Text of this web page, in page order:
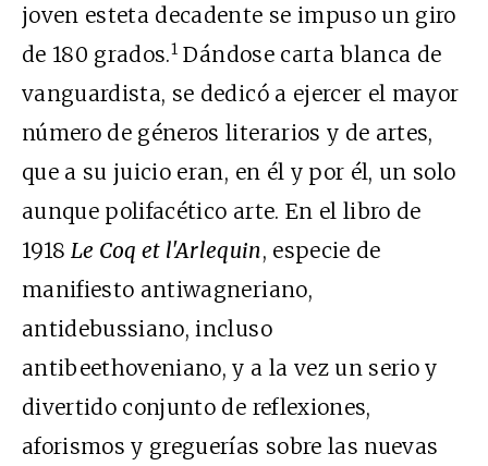
joven esteta decadente se impuso un giro
de 180 grados.1 Dándose carta blanca de
vanguardista, se dedicó a ejercer el mayor
número de géneros literarios y de artes,
que a su juicio eran, en él y por él, un solo
aunque polifacético arte. En el libro de
1918 Le Coq et l'Arlequin, especie de
manifiesto antiwagneriano,
antidebussiano, incluso
antibeethoveniano, y a la vez un serio y
divertido conjunto de reflexiones,
aforismos y greguerías sobre las nuevas